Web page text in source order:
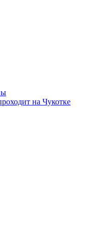
на Чукотке